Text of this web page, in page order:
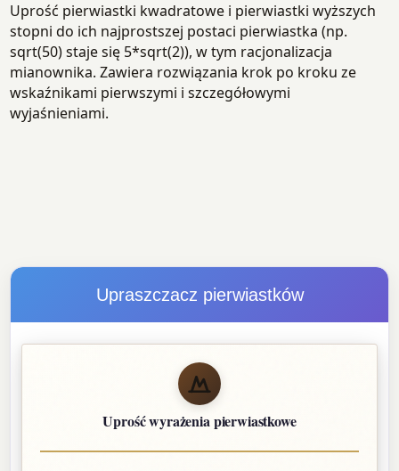
Uprość pierwiastki kwadratowe i pierwiastki wyższych
stopni do ich najprostszej postaci pierwiastka (np.
sqrt(50) staje się 5*sqrt(2)), w tym racjonalizacja
mianownika. Zawiera rozwiązania krok po kroku ze
wskaźnikami pierwszymi i szczegółowymi
wyjaśnieniami.
Upraszczacz pierwiastków
Uprość wyrażenia pierwiastkowe